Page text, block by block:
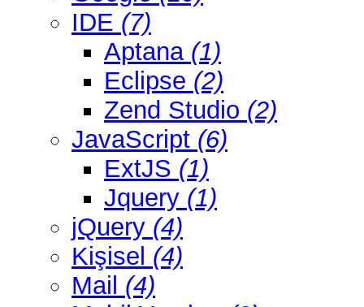
IDE (7)
Aptana (1)
Eclipse (2)
Zend Studio (2)
JavaScript (6)
ExtJS (1)
Jquery (1)
jQuery (4)
Kişisel (4)
Mail (4)